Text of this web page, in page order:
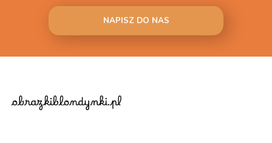
NAPISZ DO NAS